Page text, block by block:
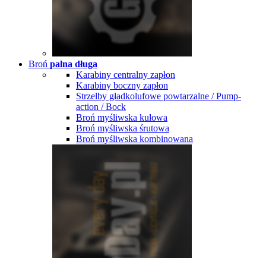
Broń palna długa
Karabiny centralny zapłon
Karabiny boczny zapłon
Strzelby gładkolufowe powtarzalne / Pump-
action / Bock
Broń myśliwska kulowa
Broń myśliwska śrutowa
Broń myśliwska kombinowana